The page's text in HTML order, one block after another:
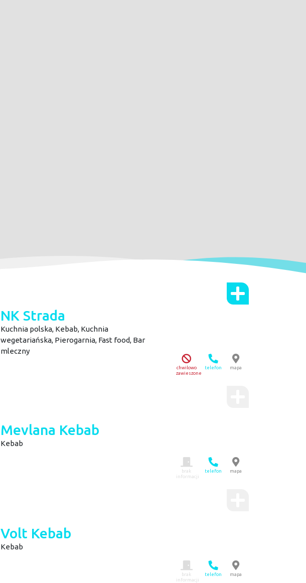
NK Strada
Kuchnia polska, Kebab, Kuchnia
wegetariańska, Pierogarnia, Fast food, Bar
mleczny
chwilowo
zawieszone
telefon mapa
Mevlana Kebab
Kebab
brak
informacji
telefon mapa
Volt Kebab
Kebab
brak
informacji
telefon mapa